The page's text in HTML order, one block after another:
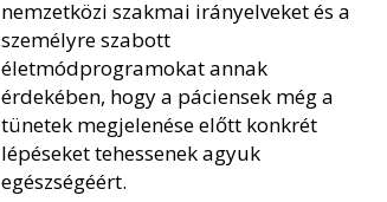
nemzetközi szakmai irányelveket és a
személyre szabott
életmódprogramokat annak
érdekében, hogy a páciensek még a
tünetek megjelenése előtt konkrét
lépéseket tehessenek agyuk
egészségéért.